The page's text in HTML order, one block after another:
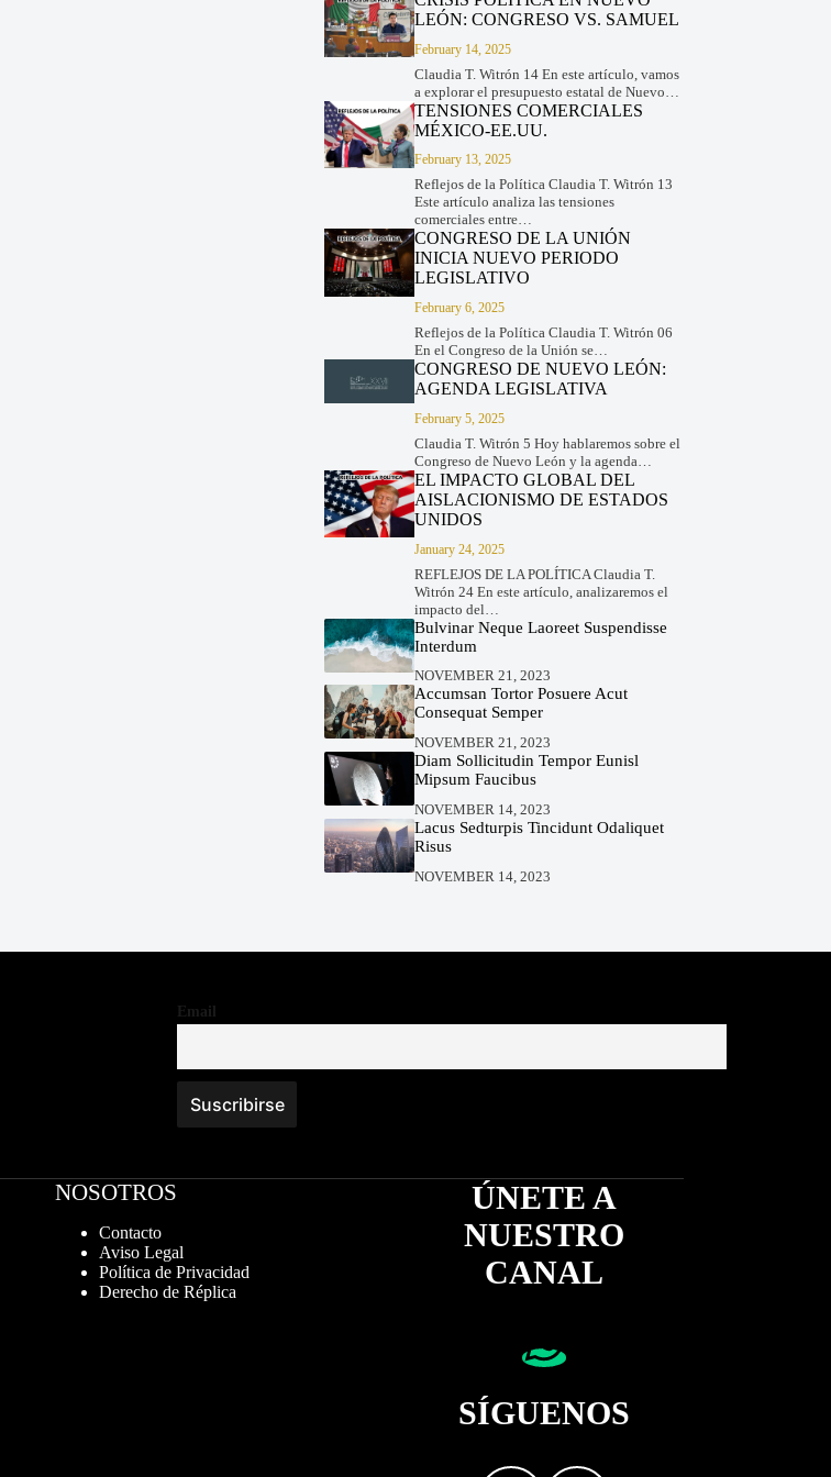
LEÓN: CONGRESO VS. SAMUEL
February 14, 2025
Claudia T. Witrón 14 En este artículo, vamos
a explorar el presupuesto estatal de Nuevo…
TENSIONES COMERCIALES
MÉXICO-EE.UU.
February 13, 2025
Reflejos de la Política Claudia T. Witrón 13
Este artículo analiza las tensiones
comerciales entre…
CONGRESO DE LA UNIÓN
INICIA NUEVO PERIODO
LEGISLATIVO
February 6, 2025
Reflejos de la Política Claudia T. Witrón 06
En el Congreso de la Unión se…
CONGRESO DE NUEVO LEÓN:
AGENDA LEGISLATIVA
February 5, 2025
Claudia T. Witrón 5 Hoy hablaremos sobre el
Congreso de Nuevo León y la agenda…
EL IMPACTO GLOBAL DEL
AISLACIONISMO DE ESTADOS
UNIDOS
January 24, 2025
REFLEJOS DE LA POLÍTICA Claudia T.
Witrón 24 En este artículo, analizaremos el
impacto del…
Bulvinar Neque Laoreet Suspendisse
Interdum
NOVEMBER 21, 2023
Accumsan Tortor Posuere Acut
Consequat Semper
NOVEMBER 21, 2023
Diam Sollicitudin Tempor Eunisl
Mipsum Faucibus
NOVEMBER 14, 2023
Lacus Sedturpis Tincidunt Odaliquet
Risus
NOVEMBER 14, 2023
Email
NOSOTROS
Contacto
Aviso Legal
Política de Privacidad
Derecho de Réplica
ÚNETE A
NUESTRO
CANAL
SÍGUENOS